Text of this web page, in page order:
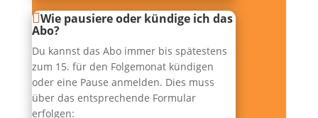
Wie pausiere oder kündige ich das
Abo?
Du kannst das Abo immer bis spätestens
zum 15. für den Folgemonat kündigen
oder eine Pause anmelden. Dies muss
über das entsprechende Formular
erfolgen: